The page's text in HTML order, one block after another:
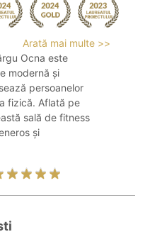
Arată mai multe >>
Ocna este
modernă și
persoanelor
fizică. Aflată pe
sală de fitness
și